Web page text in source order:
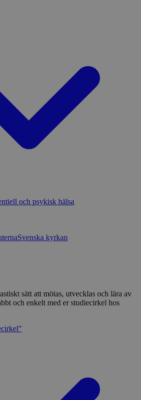
och psykisk hälsa
Svenska kyrkan
sätt att mötas, utvecklas och lära av
och enkelt med er studiecirkel hos